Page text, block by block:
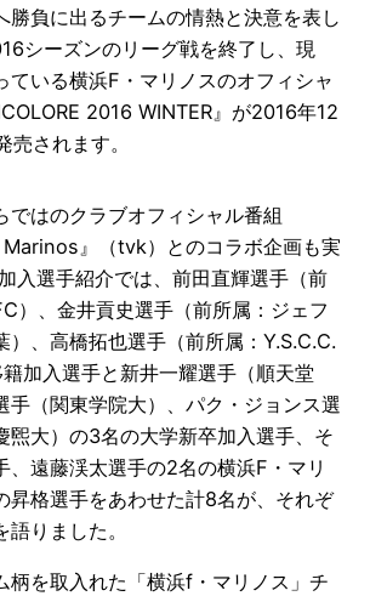
勝負に出るチームの情熱と決意を表し
シーズンのリーグ戦を終了し、現
ている横浜F・マリノスのオフィシャ
2016 WINTER』が2016年12
売されます。
はのクラブオフィシャル番組
Marinos』（tvk）とのコラボ企画も実
入選手紹介では、前田直輝選手（前
）、金井貢史選手（前所属：ジェフ
）、高橋拓也選手（前所属：Y.S.C.C.
加入選手と新井一耀選手（順天堂
手（関東学院大）、パク・ジョンス選
煕大）の3名の大学新卒加入選手、そ
、遠藤渓太選手の2名の横浜F・マリ
昇格選手をあわせた計8名が、それぞ
りました。
柄を取入れた「横浜f・マリノス」チ